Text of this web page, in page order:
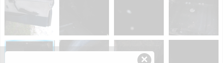
×